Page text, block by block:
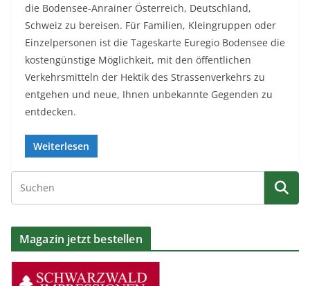
die Bodensee-Anrainer Österreich, Deutschland,
Schweiz zu bereisen. Für Familien, Kleingruppen oder
Einzelpersonen ist die Tageskarte Euregio Bodensee die
kostengünstige Möglichkeit, mit den öffentlichen
Verkehrsmitteln der Hektik des Strassenverkehrs zu
entgehen und neue, Ihnen unbekannte Gegenden zu
entdecken.
Weiterlesen
Magazin jetzt bestellen